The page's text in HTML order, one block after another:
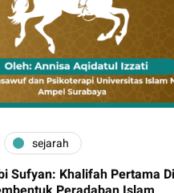
sejarah
Sufyan: Khalifah Pertama